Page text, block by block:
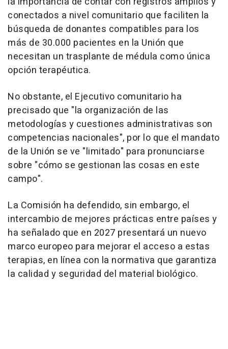
conectados a nivel comunitario que faciliten la
búsqueda de donantes compatibles para los
más de 30.000 pacientes en la Unión que
necesitan un trasplante de médula como única
opción terapéutica.
No obstante, el Ejecutivo comunitario ha
precisado que "la organización de las
metodologías y cuestiones administrativas son
competencias nacionales", por lo que el mandato
de la Unión se ve "limitado" para pronunciarse
sobre "cómo se gestionan las cosas en este
campo".
La Comisión ha defendido, sin embargo, el
intercambio de mejores prácticas entre países y
ha señalado que en 2027 presentará un nuevo
marco europeo para mejorar el acceso a estas
terapias, en línea con la normativa que garantiza
la calidad y seguridad del material biológico.